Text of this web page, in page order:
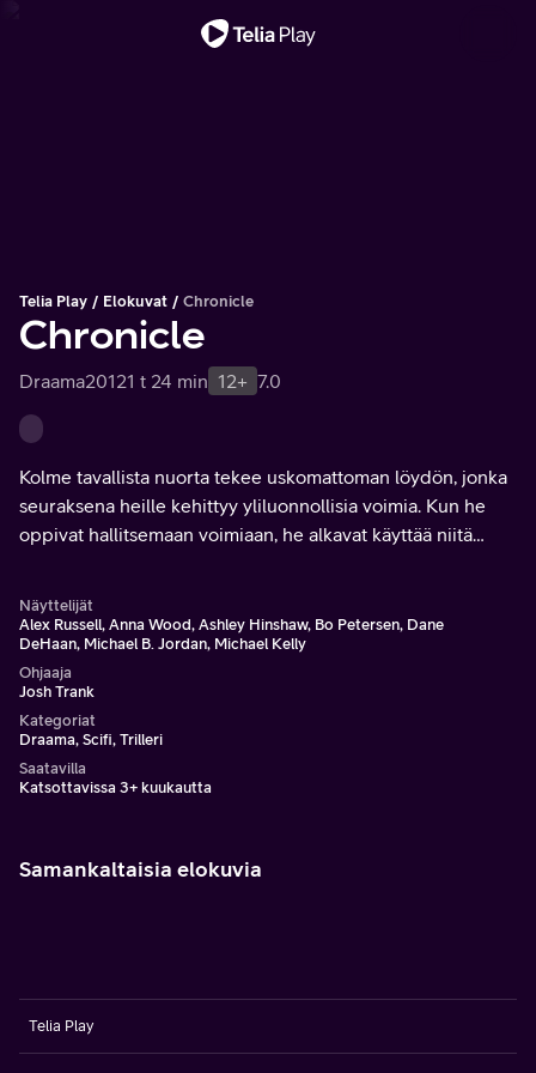
Telia Play Elokuvat Chronicle
Chronicle
Draama20121 t 24 min 12+ 7.0
Kolme tavallista nuorta tekee uskomattoman löydön, jonka
seuraksena heille kehittyy yliluonnollisia voimia. Kun he
oppivat hallitsemaan voimiaan, he alkavat käyttää niitä
Näyttelijät
Alex Russell, Anna Wood, Ashley Hinshaw, Bo Petersen, Dane
DeHaan, Michael B. Jordan, Michael Kelly
Ohjaaja
Josh Trank
Kategoriat
Draama, Scifi, Trilleri
Saatavilla
Katsottavissa 3+ kuukautta
Samankaltaisia elokuvia
Telia Play